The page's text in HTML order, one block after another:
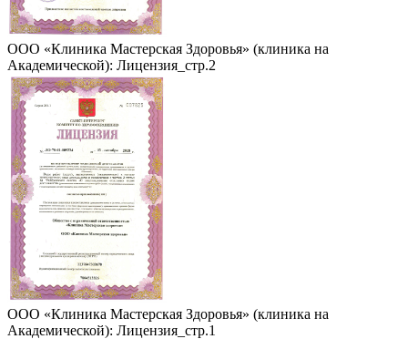
ООО «Клиника Мастерская Здоровья» (клиника на
Академической): Лицензия_стр.2
ООО «Клиника Мастерская Здоровья» (клиника на
Академической): Лицензия_стр.1